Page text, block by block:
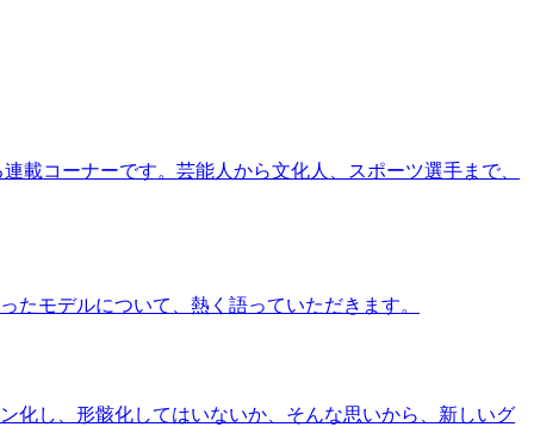
載コーナーです。芸能人から文化人、スポーツ選手まで、
モデルについて、熱く語っていただきます。
化し、形骸化してはいないか、そんな思いから、新しいグ